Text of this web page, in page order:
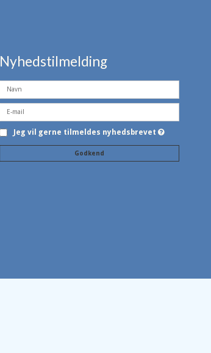
Nyhedstilmelding
Jeg vil gerne tilmeldes nyhedsbrevet
Godkend